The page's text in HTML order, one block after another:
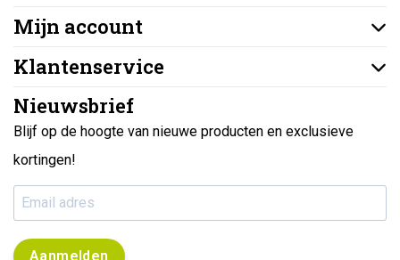
Mijn account
Klantenservice
Nieuwsbrief
Blijf op de hoogte van nieuwe producten en exclusieve
kortingen!
Aanmelden